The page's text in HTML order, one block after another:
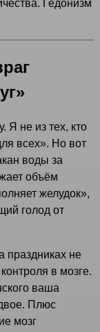
Гедонизм
Я не из тех, кто
всех». Но вот
воды за
объём
желудок»,
голод от
праздниках не
в мозге.
ваша
Плюс
мозг